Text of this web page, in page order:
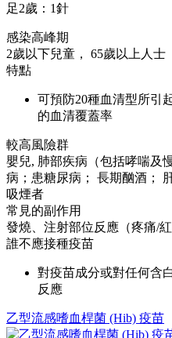
足2歲：1針
感染高峰期
2歲以下兒童， 65歲以上人士
特點
可預防20種血清型所引
的血清覆蓋率
較高風險群
嬰兒, 肺部疾病（包括哮喘及
病；患糖尿病； 長期酗酒；
吸煙者
常見的副作用
發燒、注射部位反應（疼痛/紅
誰不應接種疫苗
對疫苗成分或對任何含
反應
乙型流感嗜血桿菌 (Hib) 疫苗